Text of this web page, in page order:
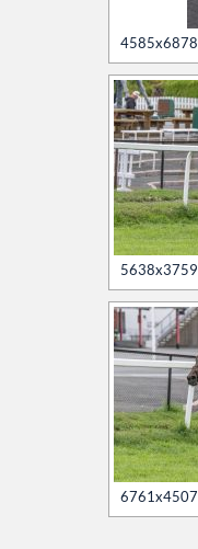
4585x6878
5638x3759
6761x4507